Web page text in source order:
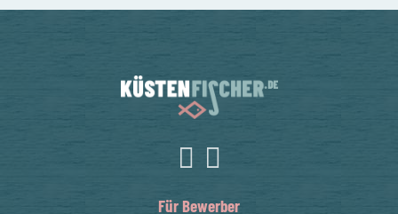
Für Bewerber